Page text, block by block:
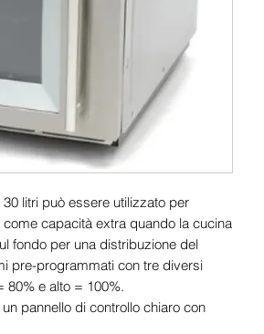
litri può essere utilizzato per
capacità extra quando la cucina
fondo per una distribuzione del
pre-programmati con tre diversi
80% e alto = 100%.
pannello di controllo chiaro con